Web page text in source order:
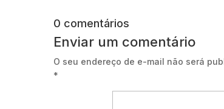
0 comentários
Enviar um comentário
O seu endereço de e-mail não será
*